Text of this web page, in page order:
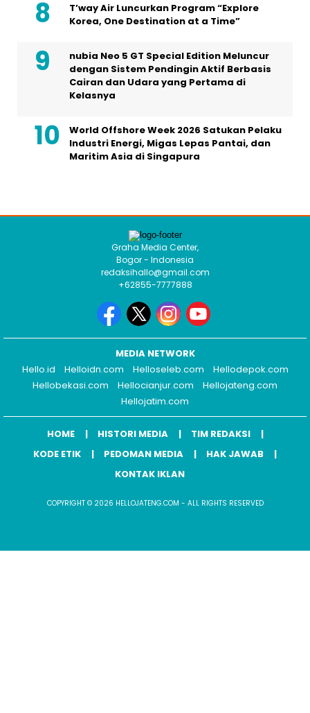
T’way Air Luncurkan Program “Explore
Korea, One Destination at a Time”
nubia Neo 5 GT Special Edition Meluncur
dengan Sistem Pendingin Aktif Berbasis
Cairan dan Udara yang Pertama di
Kelasnya
World Offshore Week 2026 Satukan Pelaku
Industri Energi, Migas Lepas Pantai, dan
Maritim Asia di Singapura
Graha Media Center,
Bogor - Indonesia
redaksihallo@gmail.com
+62855-7777888
MEDIA NETWORK
Hello.id
Helloidn.com Helloseleb.com
Hellodepok.com
Hellobekasi.com
Hellocianjur.com
Hellojateng.com
Hellojatim.com
HOME HISTORI MEDIA
TIM REDAKSI
KODE ETIK
PEDOMAN MEDIA
HAK JAWAB
KONTAK IKLAN
COPYRIGHT © 2026 HELLOJATENG.COM - ALL RIGHTS RESERVED